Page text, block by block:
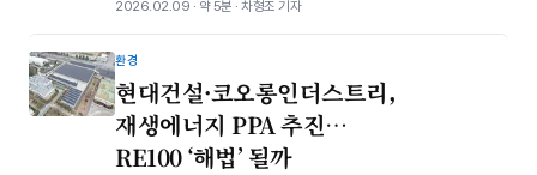
2026.02.09 · 약 5분 · 차형조 기자
환경
현대건설·코오롱인더스트리,
재생에너지 PPA 추진…
RE100 ‘해법’ 될까